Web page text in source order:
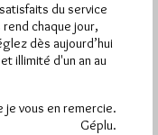
du service
chaque jour,
dès aujourd’hui
illimité d'un an au
je vous en remercie.
Géplu.